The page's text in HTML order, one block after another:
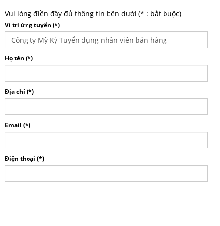
Vui lòng điền đầy đủ thông tin bên dưới (* : bắt buộc)
Vị trí ứng tuyển (*)
Họ tên (*)
Địa chỉ (*)
Email (*)
Điện thoại (*)